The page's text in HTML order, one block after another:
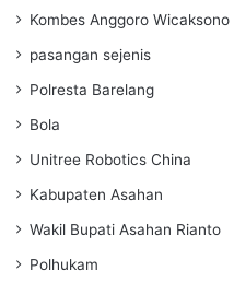
Kombes Anggoro Wicaksono
pasangan sejenis
Polresta Barelang
Bola
Unitree Robotics China
Kabupaten Asahan
Wakil Bupati Asahan Rianto
Polhukam